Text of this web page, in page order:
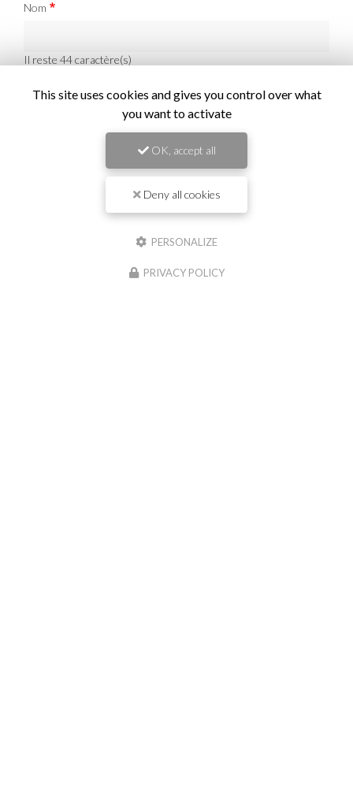
Nom
Il reste 44caractère(s)
This site uses cookies and gives you control over what
you want to activate
OK, accept all
Deny all cookies
PERSONALIZE
PRIVACY POLICY